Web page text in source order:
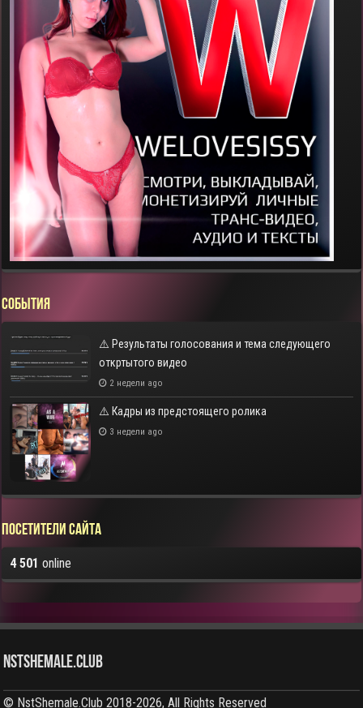
СОБЫТИЯ
⚠️ Результаты голосования и тема следующего
откртытого видео
2 недели ago
⚠️ Кадры из предстоящего ролика
3 недели ago
Посетители сайта
4 501 online
NstShemale.Club
© NstShemale.Club 2018-2026, All Rights Reserved